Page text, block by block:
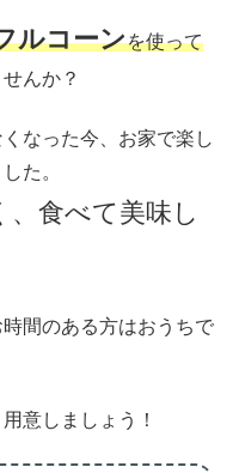
ルコーンを使って
んか？
なった今、お家で楽し
た。
、食べて美味し
間のある方はおうちで
意しましょう！